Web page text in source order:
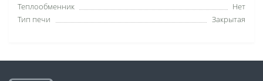
Теплообменник
Нет
Тип печи
Закрытая